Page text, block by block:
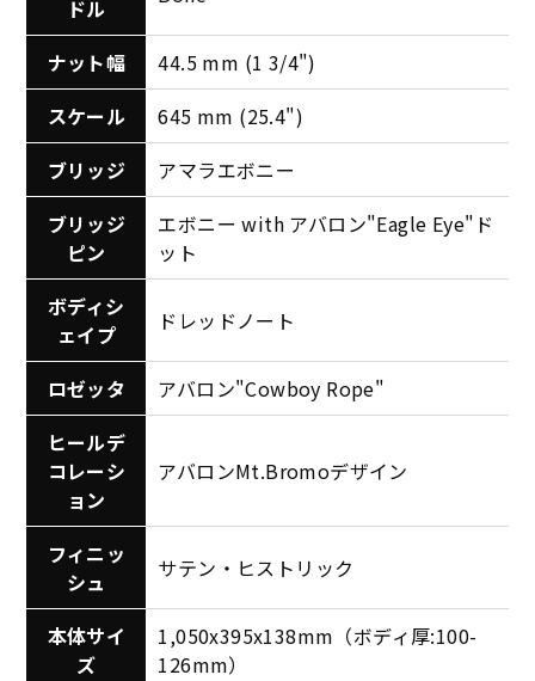
ドル
ナット幅
44.5 mm (1 3/4")
スケール
645 mm (25.4")
ブリッジ
アマラエボニー
ブリッジ
ピン
エボニー with アバロン"Eagle Eye"ド
ット
ボディシ
ェイプ
ドレッドノート
ロゼッタ
アバロン"Cowboy Rope"
ヒールデ
コレーシ
ョン
アバロンMt.Bromoデザイン
フィニッ
シュ
サテン・ヒストリック
本体サイ
ズ
1,050x395x138mm（ボディ厚:100-
126mm）